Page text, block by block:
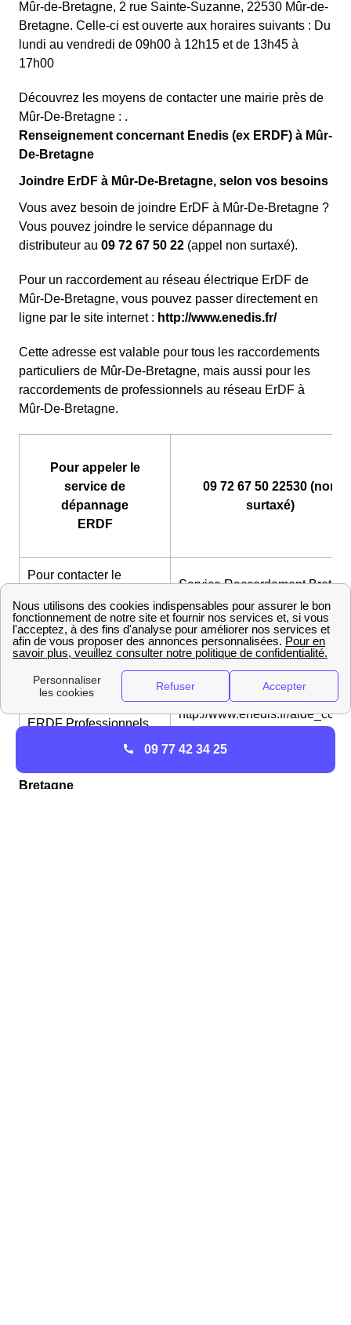
Mûr-de-Bretagne, 2 rue Sainte-Suzanne, 22530 Mûr-de-
Bretagne. Celle-ci est ouverte aux horaires suivants : Du
lundi au vendredi de 09h00 à 12h15 et de 13h45 à
17h00
Découvrez les moyens de contacter une mairie près de
Mûr-De-Bretagne : .
Renseignement concernant Enedis (ex ERDF) à Mûr-
De-Bretagne
Joindre ErDF à Mûr-De-Bretagne, selon vos besoins
Vous avez besoin de joindre ErDF à Mûr-De-Bretagne ?
Vous pouvez joindre le service dépannage du
distributeur au 09 72 67 50 22 (appel non surtaxé).
Pour un raccordement au réseau électrique ErDF de
Mûr-De-Bretagne, vous pouvez passer directement en
ligne par le site internet : http://www.enedis.fr/
Cette adresse est valable pour tous les raccordements
particuliers de Mûr-De-Bretagne, mais aussi pour les
raccordements de professionnels au réseau ErDF à
Mûr-De-Bretagne.
Pour appeler le
service de
dépannage
ERDF
09 72 67 50 22530 (non
surtaxé)
Pour contacter le
raccordement au réseau
ERDF Particuliers
Service Raccordement
:
http://www.enedis.fr/
service de
raccordement au réseau
ERDF Professionnels
Service Raccordement
http://www.enedis.fr/
Bretagne
09 77 42 34 25